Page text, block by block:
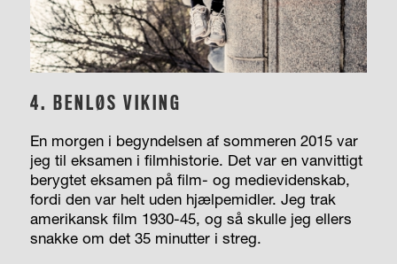
4. BENLØS VIKING
En morgen i begyndelsen af sommeren 2015 var
jeg til eksamen i filmhistorie. Det var en vanvittigt
berygtet eksamen på film- og medievidenskab,
fordi den var helt uden hjælpemidler. Jeg trak
amerikansk film 1930-45, og så skulle jeg ellers
snakke om det 35 minutter i streg.